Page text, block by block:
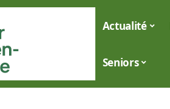
Actualité
Seniors